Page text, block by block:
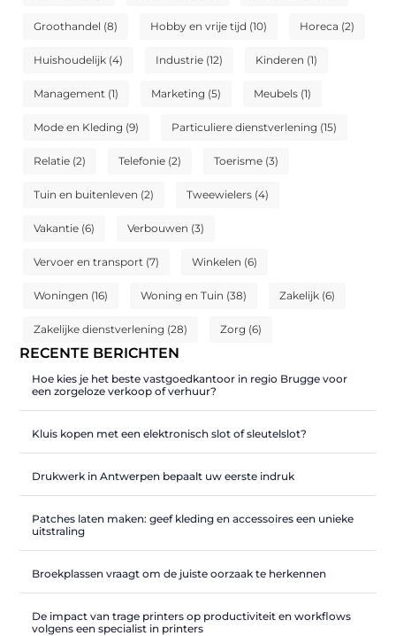
Groothandel (8) Hobby en vrije tijd (10) Horeca (2)
Huishoudelijk (4) Industrie (12) Kinderen (1)
Management (1) Marketing (5) Meubels (1)
Mode en Kleding (9) Particuliere dienstverlening (15)
Relatie (2) Telefonie (2) Toerisme (3)
Tuin en buitenleven (2) Tweewielers (4)
Vakantie (6) Verbouwen (3)
Vervoer en transport (7) Winkelen (6)
Woningen (16) Woning en Tuin (38) Zakelijk (6)
Zakelijke dienstverlening (28) Zorg (6)
RECENTE BERICHTEN
Hoe kies je het beste vastgoedkantoor in regio Brugge voor
een zorgeloze verkoop of verhuur?
Kluis kopen met een elektronisch slot of sleutelslot?
Drukwerk in Antwerpen bepaalt uw eerste indruk
Patches laten maken: geef kleding en accessoires een unieke
uitstraling
Broekplassen vraagt om de juiste oorzaak te herkennen
De impact van trage printers op productiviteit en workflows
volgens een specialist in printers